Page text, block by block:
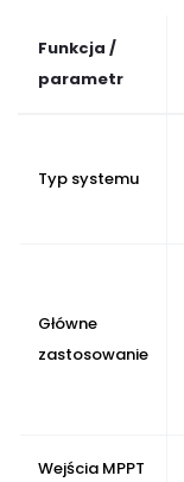
Funkcja /
parametr
Typ systemu
Główne
zastosowanie
Wejścia MPPT